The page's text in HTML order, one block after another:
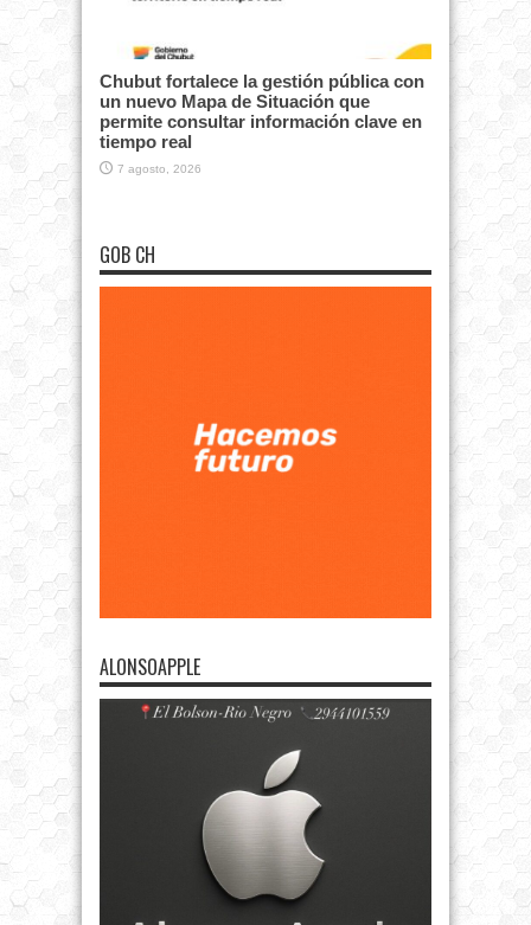
Chubut fortalece la gestión pública con
un nuevo Mapa de Situación que
permite consultar información clave en
tiempo real
7 agosto, 2026
GOB CH
ALONSOAPPLE